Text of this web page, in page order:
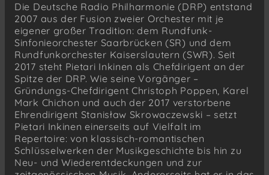
Die Deutsche Radio Philharmonie (DRP) entstand
2007 aus der Fusion zweier Orchester mit je
eigener großer Tradition: dem Rundfunk-
Sinfonieorchester Saarbrücken (SR) und dem
Rundfunkorchester Kaiserslautern (SWR). Seit
2017 steht Pietari Inkinen als Chefdirigent an der
Spitze der DRP. Wie seine Vorgänger –
Gründungs-Chefdirigent Christoph Poppen, Karel
Mark Chichon und auch der 2017 verstorbene
Ehrendirigent Stanisław Skrowaczewski – setzt
Pietari Inkinen einerseits auf Vielfalt im
Repertoire: von klassisch-romantischen
Schlüsselwerken der Musikgeschichte bis hin zu
Neu- und Wiederentdeckungen und zur